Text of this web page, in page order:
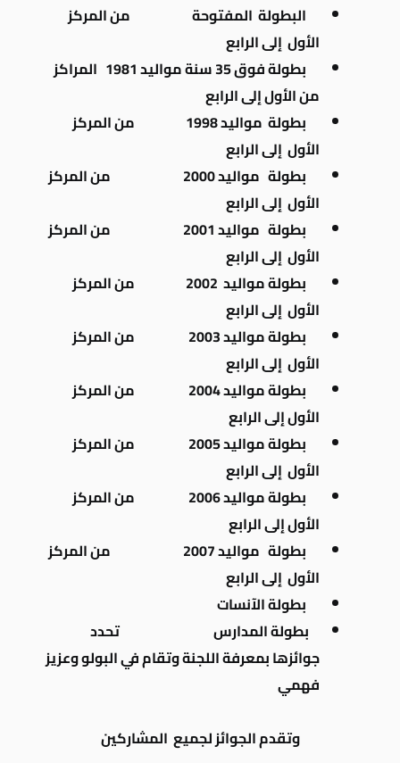
البطولة المفتوحة من المركز
الأول إلى الرابع
بطولة فوق 35 سنة مواليد 1981 المراكز
من الأول إلى الرابع
بطولة مواليد 1998 من المركز
الأول إلى الرابع
بطولة
مواليد 2000 من المركز
الأول إلى الرابع
بطولة
مواليد 2001 من المركز
الأول إلى الرابع
بطولةمواليد
2002 من المركز
الأول إلى الرابع
بطولة مواليد 2003
من المركز
الأول إلى الرابع
بطولة مواليد 2004 من المركز
الأول إلى الرابع
بطولة مواليد 2005
من المركز
الأول إلى الرابع
بطولة مواليد 2006 من المركز
الأول إلى الرابع
بطولة
مواليد 2007 من المركز
الأول إلى الرابع
بطولة الآنسات
بطولة المدارس تحدد
جوائزها بمعرفة اللجنة وتقام في البولو وعزيز
فهمي
وتقدم الجوائز لجميع المشاركين